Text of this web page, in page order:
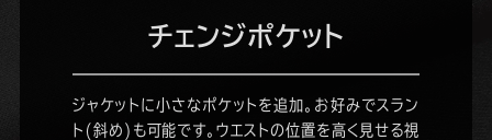
チェンジポケット
ジャケットに小さなポケットを追加。お好みでスラン
ト(斜め)も可能です。ウエストの位置を高く見せる視